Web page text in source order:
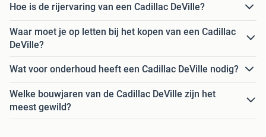
Hoe is de rijervaring van een Cadillac DeVille?
Waar moet je op letten bij het kopen van een Cadillac
DeVille?
Wat voor onderhoud heeft een Cadillac DeVille nodig?
Welke bouwjaren van de Cadillac DeVille zijn het
meest gewild?